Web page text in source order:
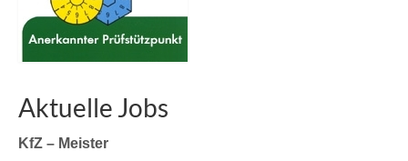
Aktuelle Jobs
KfZ – Meister